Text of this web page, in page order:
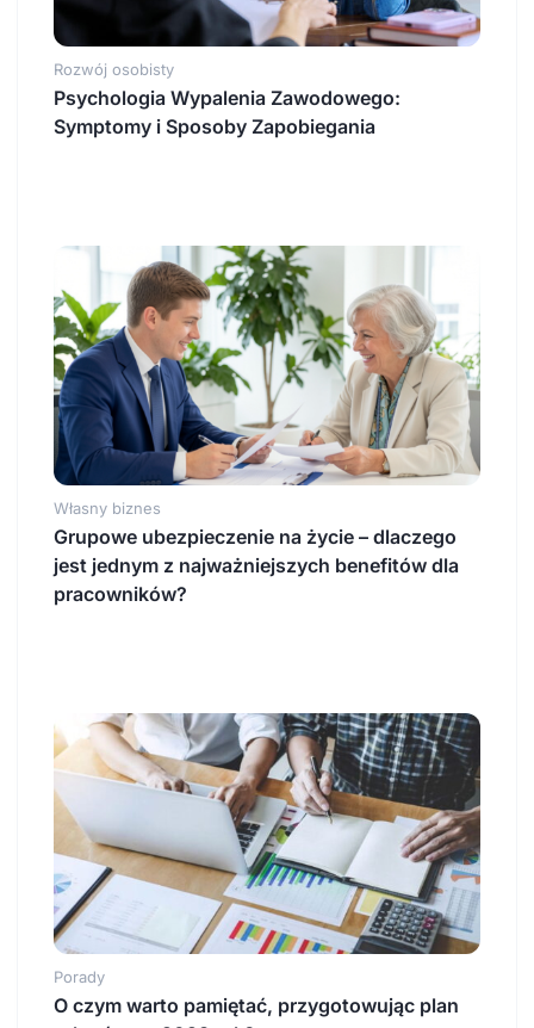
Rozwój osobisty
Psychologia Wypalenia Zawodowego:
Symptomy i Sposoby Zapobiegania
Własny biznes
Grupowe ubezpieczenie na życie – dlaczego
jest jednym z najważniejszych benefitów dla
pracowników?
Porady
O czym warto pamiętać, przygotowując plan